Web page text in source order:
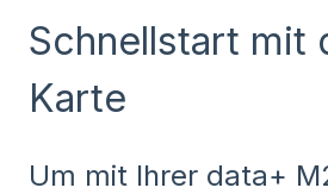
Schnellstart mit
Karte
Um mit Ihrer data+